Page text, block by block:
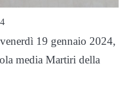
19 gennaio 2024,
media Martiri della